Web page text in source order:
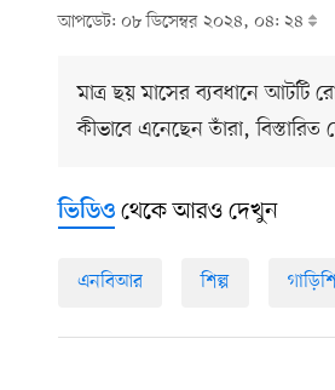
আপডেট: ০৮ ডিসেম্বর ২০২৪, ০৪: ২৪
মাত্র ছয় মাসের ব্যবধানে আটটি
কীভাবে এনেছেন তাঁরা,
ভিডিও থেকে আরও দেখুন
এনবিআর শিল্প